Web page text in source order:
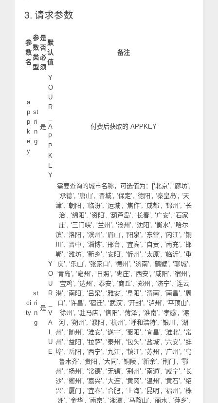
3. 请求参数
参
数
名
参
数
类
型
是
否
必
须
默
认
值
备注
a
p
p
k
e
y
st
ri
n
g
是
Y
O
U
R
A
P
P
K
E
Y
付费后获取的 APPKEY
ci
ty
st
ri
n
g
是
Y
O
U
R
V
A
L
U
E
需要查询的城市名称，可选值为：[‘北京’, ‘廊坊’,
‘承德’, ‘唐山’, ‘晋城’, ‘保定’, ‘德阳’, ‘秦皇岛’, ‘天
津’, ‘朝阳’, ‘临汾’, ‘运城’, ‘焦作’, ‘成都’, ‘锦州’, ‘长
治’, ‘绵阳’, ‘资阳’, ‘葫芦岛’, ‘长春’, ‘广安’, ‘石家
庄’, ‘三门峡’, ‘兰州’, ‘沧州’, ‘沈阳’, ‘衡水’, ‘哈尔
滨’, ‘洛阳’, ‘滨州’, ‘眉山’, ‘阳泉’, ‘东营’, ‘内江’, ‘铜
川’, ‘晋中’, ‘淄博’, ‘邢台’, ‘宜宾’, ‘自贡’, ‘南充’, ‘邯
郸’, ‘潍坊’, ‘新乡’, ‘安阳’, ‘忻州’, ‘太原’, ‘临沂’, ‘重
庆’, ‘乐山’, ‘张家口’, ‘德州’, ‘济南’, ‘鹤壁’, ‘聊城’,
‘青岛’, ‘亳州’, ‘日照’, ‘枣庄’, ‘西安’, ‘咸阳’, ‘宿州’,
‘宝鸡’, ‘达州’, ‘泰安’, ‘商丘’, ‘郑州’, ‘济宁’, ‘连云
港’, ‘南阳’, ‘吕梁’, ‘雅安’, ‘阜阳’, ‘渭南’, ‘南昌’, ‘周
口’, ‘许昌’, ‘宿迁’, ‘武汉’, ‘开封’, ‘泸州’, ‘平顶山’,
‘徐州’, ‘驻马店’, ‘信阳’, ‘菏泽’, ‘淮南’, ‘孝感’, ‘漯
河’, ‘朔州’, ‘濮阳’, ‘杭州’, ‘呼和浩特’, ‘银川’, ‘湖
州’, ‘随州’, ‘淮安’, ‘遂宁’, ‘襄阳’, ‘宜昌’, ‘淮北’, ‘常
州’, ‘益阳’, ‘拉萨’, ‘泰州’, ‘包头’, ‘盐城’, ‘六安’, ‘蚌
埠’, ‘岳阳’, ‘西宁’, ‘九江’, ‘镇江’, ‘苏州’, ‘广州’, ‘乌
鲁木齐’, ‘贵阳’, ‘大同’, ‘铜陵’, ‘新余’, ‘荆门’, ‘鄂
州’, ‘扬州’, ‘常德’, ‘无锡’, ‘荆州’, ‘南通’, ‘咸宁’, ‘长
沙’, ‘衢州’, ‘嘉兴’, ‘大连’, ‘黄冈’, ‘温州’, ‘黄石’, ‘绍
兴’, ‘厦门’, ‘宜春’, ‘合肥’, ‘上海’, ‘昆明’, ‘福州’, ‘株
洲’, ‘金华’, ‘南京’, ‘湘潭’, ‘马鞍山’, ‘丽水’, ‘萍乡’,